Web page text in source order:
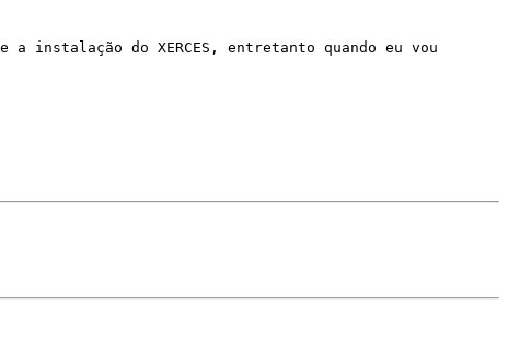
instalação do XERCES, entretanto quando eu vou